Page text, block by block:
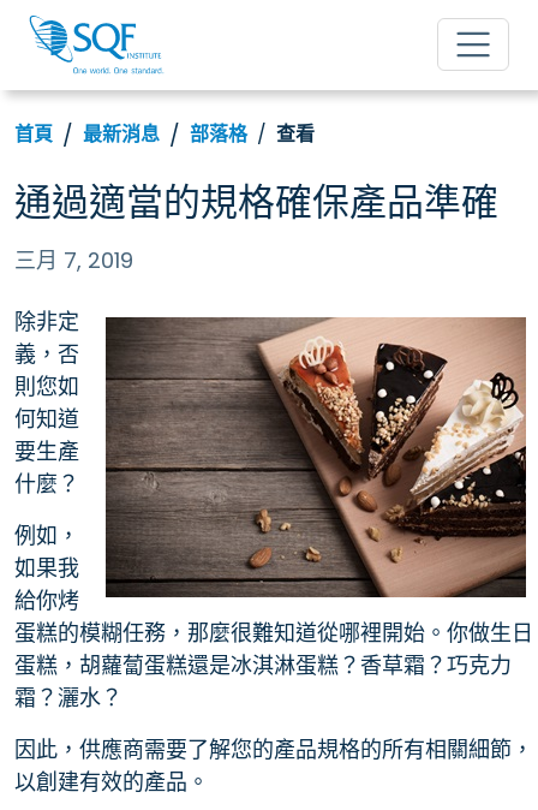
首頁 最新消息 部落格 查看
通過適當的規格確保產品準確
三月 7, 2019
除非定
義，否
則您如
何知道
要生產
什麼？
例如，
如果我
給你烤
蛋糕的模糊任務，那麼很難知道從哪裡開始。你做生日
蛋糕，胡蘿蔔蛋糕還是冰淇淋蛋糕？香草霜？巧克力
霜？灑水？
因此，供應商需要了解您的產品規格的所有相關細節，
以創建有效的產品。